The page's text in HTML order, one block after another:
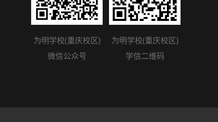
为明学校(重庆校区)
微信公众号
为明学校(重庆校区)
学信二维码